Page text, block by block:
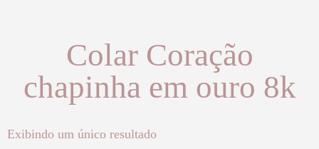
Colar Coração
chapinha em ouro 8k
Exibindo um único resultado